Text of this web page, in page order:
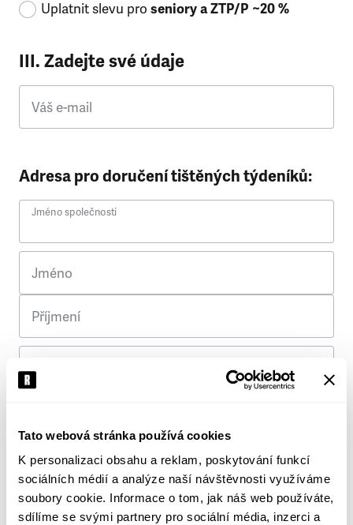
Tato webová stránka používá cookies
K personalizaci obsahu a reklam, poskytování funkcí
sociálních médií a analýze naší návštěvnosti využíváme
soubory cookie. Informace o tom, jak náš web používáte,
sdílíme se svými partnery pro sociální média, inzerci a
Uplatnit slevu pro seniory a ZTP/P ~20 %
III. Zadejte své údaje
Váš e-mail
Adresa pro doručení tištěných týdeníků:
Jméno společnosti
Jméno
Příjmení
Ulice
Město
PSČ